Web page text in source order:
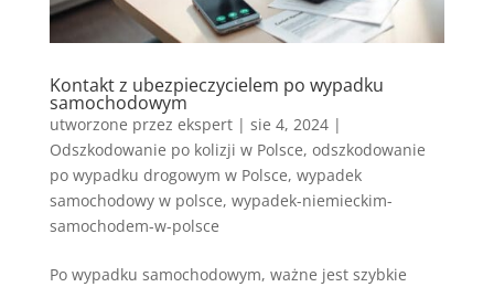
Kontakt z ubezpieczycielem po wypadku
samochodowym
utworzone przez ekspert| sie 4, 2024|
Odszkodowanie po kolizji w Polsce, odszkodowanie
po wypadku drogowym w Polsce, wypadek
samochodowy w polsce, wypadek-niemieckim-
samochodem-w-polsce
Po wypadku samochodowym, ważne jest szybkie